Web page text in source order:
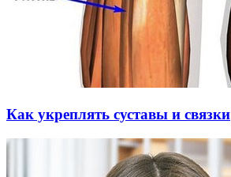
Как укреплять суставы и связки